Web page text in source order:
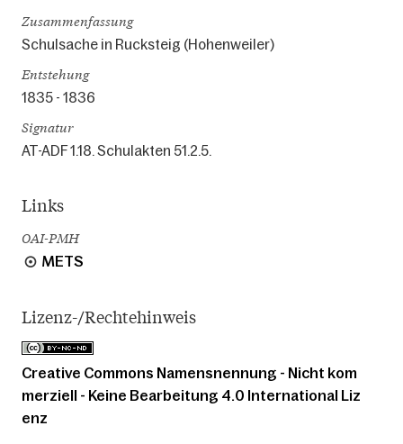
Zusammenfassung
Schulsache in Rucksteig (Hohenweiler)
Entstehung
1835 - 1836
Signatur
AT-ADF 1.18. Schulakten 51.2.5.
Links
OAI-PMH
METS
Lizenz-/Rechtehinweis
Creative Commons Namensnennung - Nicht kom
merziell - Keine Bearbeitung 4.0 International Liz
enz